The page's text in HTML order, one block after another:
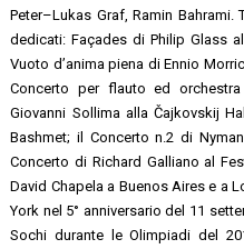
Peter–Lukas Graf, Ramin
dedicati: Façades di Philip Glass
Vuoto d’anima piena di Ennio
Concerto per flauto ed
Giovanni Sollima alla Čajkovskij
Bashmet; il Concerto n.2 di
Concerto di Richard Galliano al
David Chapela a Buenos Aires e a
York nel 5° anniversario del 11
Sochi durante le Olimpiadi del